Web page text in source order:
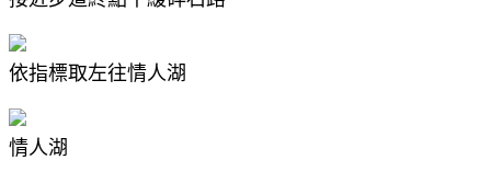
依指標取左往情人湖
情人湖